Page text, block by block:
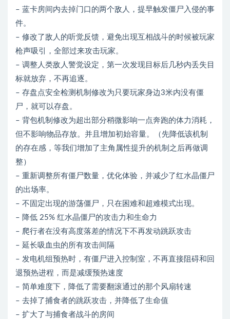
– 蓝卡房间内去掉门口的两个敌人，提早触发僵尸入侵的事
件。
– 修改了敌人的听觉反馈，避免出现互相战斗的时候被玩家
枪声吸引，全部过来攻击玩家。
– 调整人类敌人警觉设定，第一次发现目标后几秒内丢失目
标就放弃，不再追逐。
– 存盘点安全检测机制修改为只要玩家身边3米内没有僵
尸，就可以存盘。
– 背包机制修改为超出部分稍微影响一点奔跑的体力消耗，
但不影响物品存放。并且增加初始容量。（先降低该机制
的存在感，等我们增加了主角属性提升的机制之后再做调
整）
– 重新调整所有僵尸数量，优化体验，并减少了红水晶僵尸
的出场率。
– 不固定出现的游荡僵尸，只在困难和超难模式出现。
– 降低 25% 红水晶僵尸的攻击力和生命力
– 爬行者在没有高度落差的情况下不再发动跳跃攻击
– 延长吸血虫的所有攻击间隔
– 发电机组预热时，有僵尸进入控制室，不再直接阻碍和回
退预热进程，而是减缓预热速度
– 简单难度下，降低了需要翻滚通过的那个风扇转速
– 去掉了捕食者的跳跃攻击，并降低了生命值
– 扩大了与捕食者战斗的房间